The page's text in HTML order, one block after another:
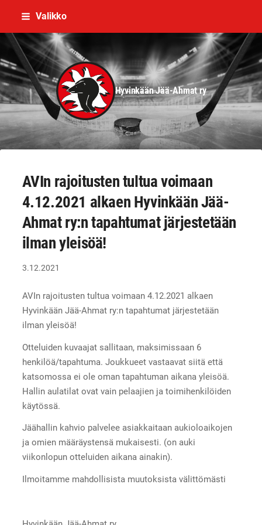
Siirry
sisältöön
Valikko
Hyvinkään Jää-Ahmat ry
AVIn rajoitusten tultua voimaan
4.12.2021 alkaen Hyvinkään Jää-
Ahmat ry:n tapahtumat järjestetään
ilman yleisöä!
3.12.2021
AVIn rajoitusten tultua voimaan 4.12.2021 alkaen
Hyvinkään Jää-Ahmat ry:n tapahtumat järjestetään
ilman yleisöä!
Otteluiden kuvaajat sallitaan, maksimissaan 6
henkilöä/tapahtuma. Joukkueet vastaavat siitä että
katsomossa ei ole oman tapahtuman aikana yleisöä.
Hallin aulatilat ovat vain pelaajien ja toimihenkilöiden
käytössä.
Jäähallin kahvio palvelee asiakkaitaan aukioloaikojen
ja omien määräystensä mukaisesti. (on auki
viikonlopun otteluiden aikana ainakin).
Ilmoitamme mahdollisista muutoksista välittömästi